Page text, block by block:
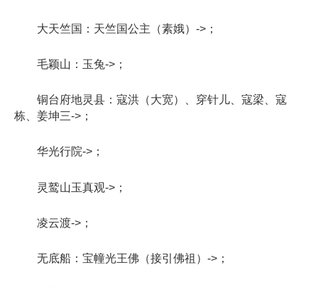
大天竺国：天竺国公主（素娥）->；
毛颖山：玉兔->；
铜台府地灵县：寇洪（大宽）、穿针儿、寇梁、寇
栋、姜坤三->；
华光行院->；
灵鹫山玉真观->；
凌云渡->；
无底船：宝幢光王佛（接引佛祖）->；